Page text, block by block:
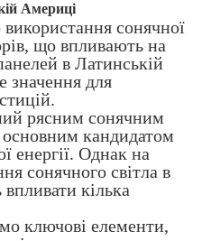
Америці
сонячної
що впливають на
в Латинській
значення для
рясним сонячним
кандидатом
енергії. Однак на
сонячного світла в
кілька
ключові елементи,